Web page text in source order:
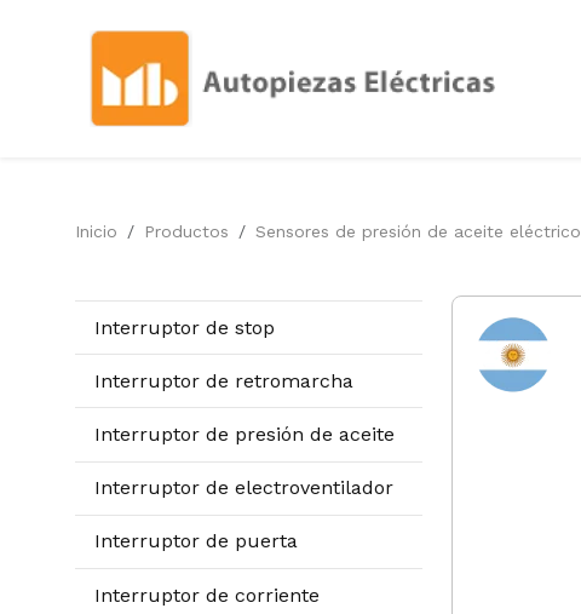
Inicio Productos Sensores de presión de aceite eléctrico
Interruptor de stop
Interruptor de retromarcha
Interruptor de presión de aceite
Interruptor de electroventilador
Interruptor de puerta
Interruptor de corriente